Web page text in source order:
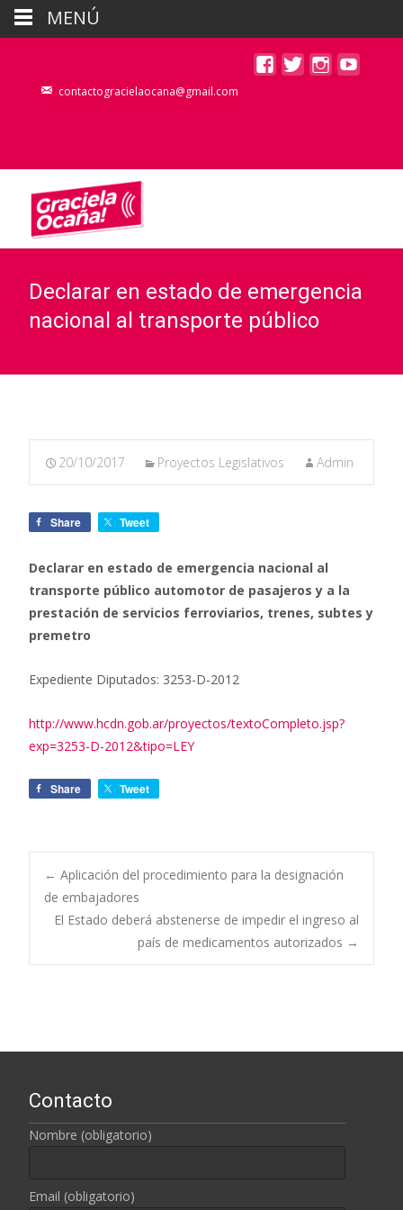
contactogracielaocana@gmail.com
Declarar en estado de emergencia
nacional al transporte público
20/10/2017 Proyectos Legislativos Admin
Share Tweet
Declarar en estado de emergencia nacional al
transporte público automotor de pasajeros y a la
prestación de servicios ferroviarios, trenes, subtes y
premetro
Expediente Diputados: 3253-D-2012
http://www.hcdn.gob.ar/proyectos/textoCompleto.jsp?
exp=3253-D-2012&tipo=LEY
Share Tweet
Navegación de
entradas
← Aplicación del procedimiento para la designación
de embajadores
El Estado deberá abstenerse de impedir el ingreso al
país de medicamentos autorizados →
Contacto
Nombre (obligatorio)
Email (obligatorio)
MENÚ